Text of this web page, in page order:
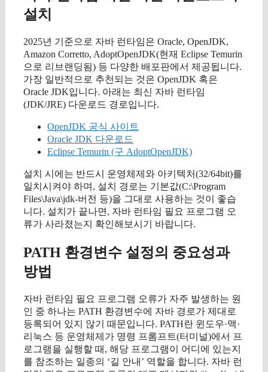
설치
2025년 기준으로 자바 런타임은 Oracle, OpenJDK,
Amazon Corretto, AdoptOpenJDK(현재 Eclipse Temurin
으로 리브랜딩됨) 등 다양한 배포판에서 제공됩니다.
가장 일반적으로 추천되는 것은 OpenJDK 혹은
Oracle JDK입니다. 아래는 최신 자바 런타임
(JDK/JRE) 다운로드 경로입니다.
OpenJDK 공식 사이트
Oracle JDK 다운로드
Eclipse Temurin (구 AdoptOpenJDK)
설치 시에는 반드시 운영체제와 아키텍처(32/64bit)를
일치시켜야 하며, 설치 경로는 기본값(C:\Program
Files\Java\jdk-버전 등)을 그대로 사용하는 것이 좋습
니다. 설치가 끝나면, 자바 런타임 필요 프로그램 오
류가 사라졌는지 확인해보시기 바랍니다.
PATH 환경변수 설정의 중요성과
방법
자바 런타임 필요 프로그램 오류가 자주 발생하는 원
인 중 하나는 PATH 환경변수에 자바 경로가 제대로
등록되어 있지 않기 때문입니다. PATH란 윈도우·맥·
리눅스 등 운영체제가 명령 프롬프트(터미널)에서 프
로그램을 실행할 때, 해당 프로그램이 어디에 있는지
를 참조하는 일종의 ‘길 안내’ 역할을 합니다. 자바 런